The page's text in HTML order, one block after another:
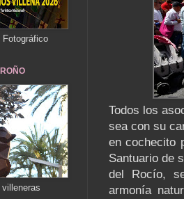
Todos los
sea con su
en cochecito
Santuario de
del Rocío,
armonía
Fotográfico